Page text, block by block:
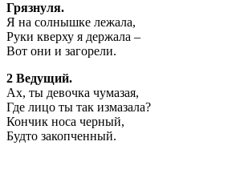
Грязнуля.
Я на солнышке лежала,
Руки кверху я держала –
Вот они и загорели.
2 Ведущий.
Ах, ты девочка чумазая,
Где лицо ты так измазала?
Кончик носа черный,
Будто закопченный.